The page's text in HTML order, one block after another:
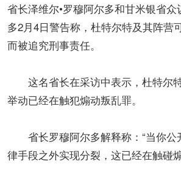
省长泽维尔•罗穆阿尔多和甘米银省众
多2月4日警告称，杜特尔特及其阵营
而被追究刑事责任。
这名省长在采访中表示，杜特尔
举动已经在触犯煽动叛乱罪。
省长罗穆阿尔多解释称：“当你
律手段之外实现分裂，这已经在触碰